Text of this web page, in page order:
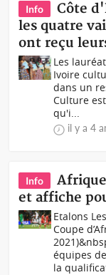
Info
Côte
les quatre
ont reçu
Les
Ivoire
dans un
Culture
qu'i...
il y a 4
Info
et affiche
Etalons
Coupe
équipes
la